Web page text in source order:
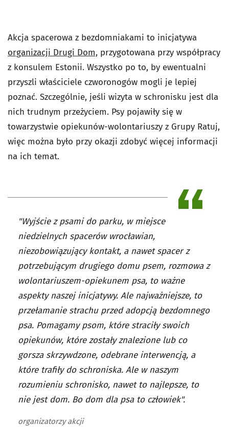
Akcja spacerowa z bezdomniakami to inicjatywa
organizacji Drugi Dom, przygotowana przy współpracy
z konsulem Estonii. Wszystko po to, by ewentualni
przyszli właściciele czworonogów mogli je lepiej
poznać. Szczególnie, jeśli wizyta w schronisku jest dla
nich trudnym przeżyciem. Psy pojawiły się w
towarzystwie opiekunów-wolontariuszy z Grupy Ratuj,
więc można było przy okazji zdobyć więcej informacji
na ich temat.
"Wyjście z psami do parku, w miejsce
niedzielnych spacerów wrocławian,
niezobowiązujący kontakt, a nawet spacer z
potrzebującym drugiego domu psem, rozmowa z
wolontariuszem-opiekunem psa, to ważne
aspekty naszej inicjatywy. Ale najważniejsze, to
przełamanie strachu przed adopcją bezdomnego
psa. Pomagamy psom, które straciły swoich
opiekunów, które zostały znalezione lub co
gorsza skrzywdzone, odebrane interwencją, a
które trafiły do schroniska. Ale w naszym
rozumieniu schronisko, nawet to najlepsze, to
nie jest dom. Bo dom dla psa to człowiek".
organizatorzy akcji